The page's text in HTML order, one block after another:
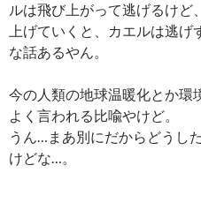
ルは飛び上がって逃げるけど
上げていくと、カエルは逃
な話あるやん。
今の人類の地球温暖化とか環
よく言われる比喩やけど。
うん…まあ別にだからどうし
けどな…。